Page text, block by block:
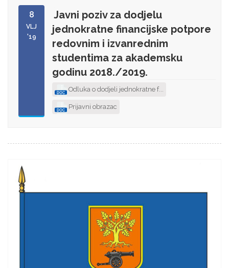
8
VLJ
'19
Javni poziv za dodjelu
jednokratne financijske potpore
redovnim i izvanrednim
studentima za akademsku
godinu 2018./2019.
Odluka o dodjeli jednokratne f...
Prijavni obrazac